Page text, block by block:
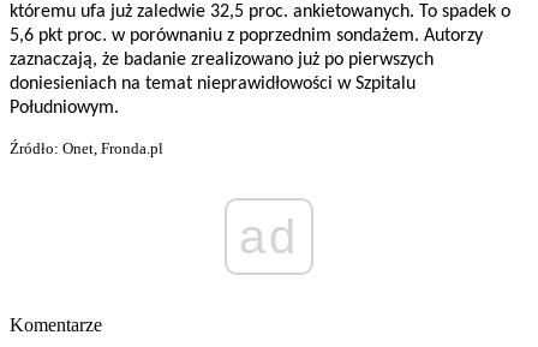
któremu ufa już zaledwie 32,5 proc. ankietowanych. To spadek o
5,6 pkt proc. w porównaniu z poprzednim sondażem. Autorzy
zaznaczają, że badanie zrealizowano już po pierwszych
doniesieniach na temat nieprawidłowości w Szpitalu
Południowym.
Źródło: Onet, Fronda.pl
ad
Komentarze